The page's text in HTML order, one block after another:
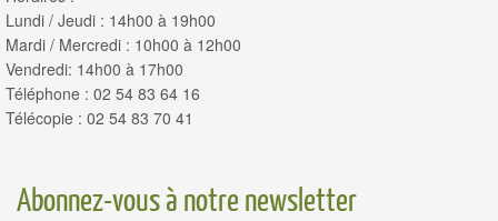
Lundi / Jeudi : 14h00 à 19h00
Mardi / Mercredi : 10h00 à 12h00
Vendredi: 14h00 à 17h00
Téléphone : 02 54 83 64 16
Télécopie : 02 54 83 70 41
Abonnez-vous à notre newsletter